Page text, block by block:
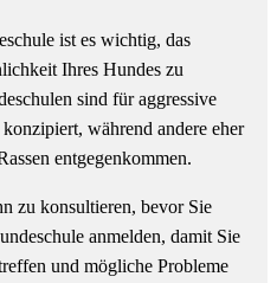
ist es wichtig, das
Ihres Hundes zu
sind für aggressive
während andere eher
entgegenkommen.
zu konsultieren, bevor Sie
anmelden, damit Sie
und mögliche Probleme